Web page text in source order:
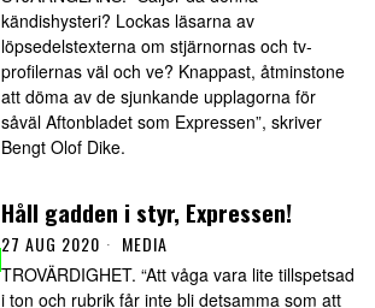
kändishysteri? Lockas läsarna av
löpsedelstexterna om stjärnornas och tv-
profilernas väl och ve? Knappast, åtminstone
att döma av de sjunkande upplagorna för
såväl Aftonbladet som Expressen”, skriver
Bengt Olof Dike.
Håll gadden i styr, Expressen!
27 AUG 2020 MEDIA
TROVÄRDIGHET. “Att våga vara lite tillspetsad
i ton och rubrik får inte bli detsamma som att